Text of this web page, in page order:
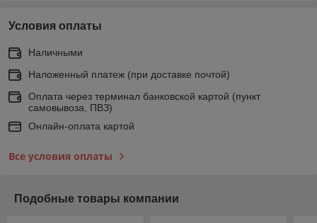
Условия оплаты
Наличными
Наложенный платеж (при доставке почтой)
Оплата через терминал банковской картой (пункт
самовывоза, ПВЗ)
Онлайн-оплата картой
Все условия оплаты
Подобные товары компании